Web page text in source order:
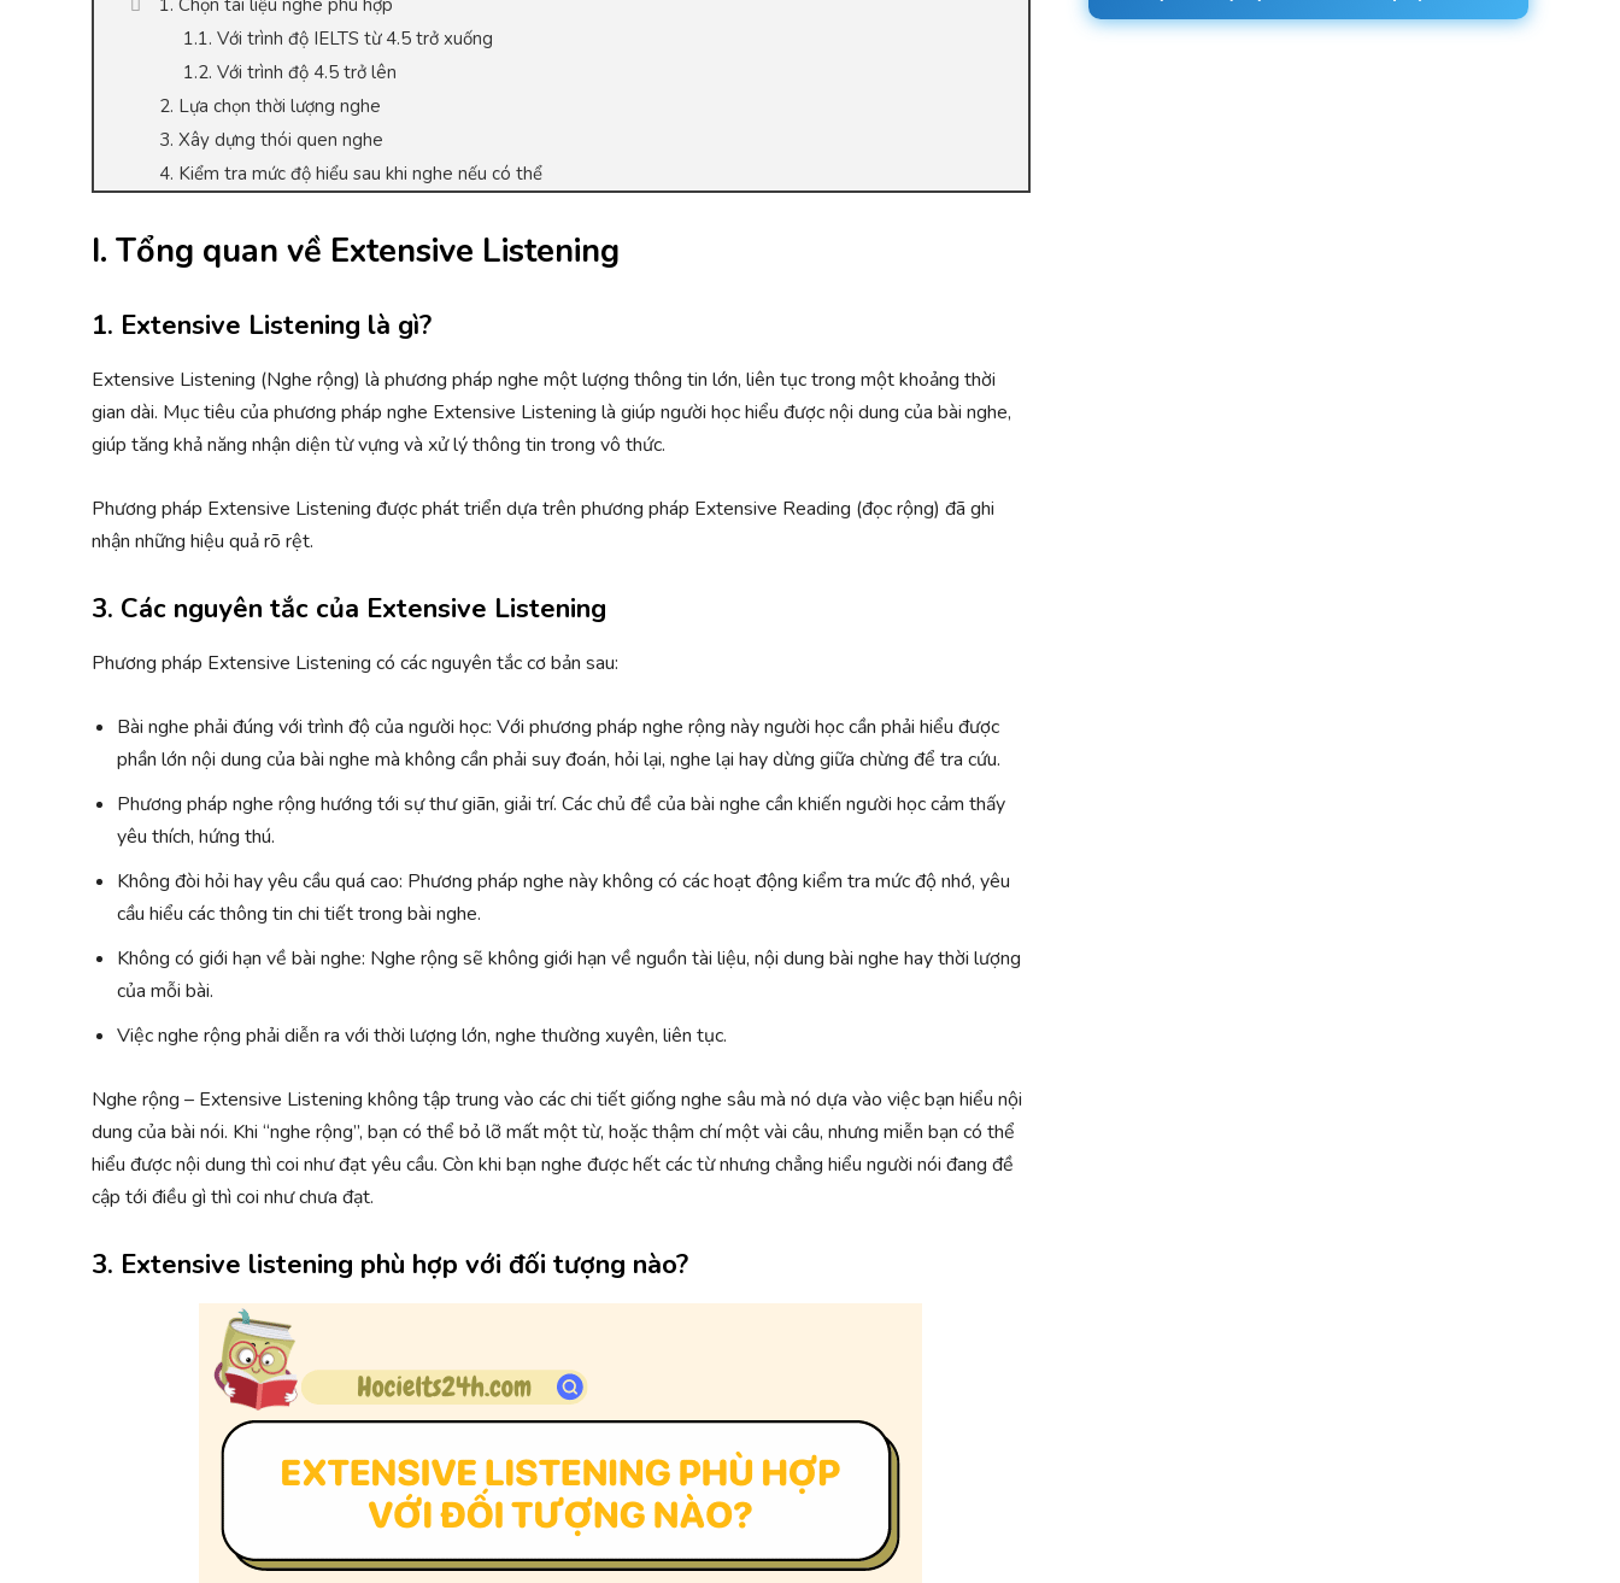
1.1. Với trình độ IELTS từ 4.5 trở xuống
1.2. Với trình độ 4.5 trở lên
2. Lựa chọn thời lượng nghe
3. Xây dựng thói quen nghe
4. Kiểm tra mức độ hiểu sau khi nghe nếu có thể
I. Tổng quan về Extensive Listening
1. Extensive Listening là gì?
Extensive Listening (Nghe rộng) là phương pháp nghe một lượng thông tin lớn, liên tục trong một khoảng thời
gian dài. Mục tiêu của phương pháp nghe Extensive Listening là giúp người học hiểu được nội dung của bài nghe,
giúp tăng khả năng nhận diện từ vựng và xử lý thông tin trong vô thức.
Phương pháp Extensive Listening được phát triển dựa trên phương pháp Extensive Reading (đọc rộng) đã ghi
nhận những hiệu quả rõ rệt.
3. Các nguyên tắc của Extensive Listening
Phương pháp Extensive Listening có các nguyên tắc cơ bản sau:
Bài nghe phải đúng với trình độ của người học: Với phương pháp nghe rộng này người học cần phải hiểu được
phần lớn nội dung của bài nghe mà không cần phải suy đoán, hỏi lại, nghe lại hay dừng giữa chừng để tra cứu.
Phương pháp nghe rộng hướng tới sự thư giãn, giải trí. Các chủ đề của bài nghe cần khiến người học cảm thấy
yêu thích, hứng thú.
Không đòi hỏi hay yêu cầu quá cao: Phương pháp nghe này không có các hoạt động kiểm tra mức độ nhớ, yêu
cầu hiểu các thông tin chi tiết trong bài nghe.
Không có giới hạn về bài nghe: Nghe rộng sẽ không giới hạn về nguồn tài liệu, nội dung bài nghe hay thời lượng
của mỗi bài.
Việc nghe rộng phải diễn ra với thời lượng lớn, nghe thường xuyên, liên tục.
Nghe rộng – Extensive Listening không tập trung vào các chi tiết giống nghe sâu mà nó dựa vào việc bạn hiểu nội
dung của bài nói. Khi “nghe rộng”, bạn có thể bỏ lỡ mất một từ, hoặc thậm chí một vài câu, nhưng miễn bạn có thể
hiểu được nội dung thì coi như đạt yêu cầu. Còn khi bạn nghe được hết các từ nhưng chẳng hiểu người nói đang đề
cập tới điều gì thì coi như chưa đạt.
3. Extensive listening phù hợp với đối tượng nào?